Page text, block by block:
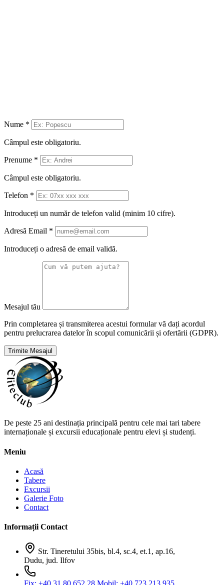
Nume *
Câmpul este obligatoriu.
Prenume *
Câmpul este obligatoriu.
Telefon *
Introduceți un număr de telefon valid (minim 10 cifre).
Adresă Email *
Introduceți o adresă de email validă.
Mesajul tău
Prin completarea și transmiterea acestui formular vă dați acordul
pentru prelucrarea datelor în scopul comunicării și ofertării (GDPR).
Trimite Mesajul
De peste 25 ani destinația principală pentru cele mai tari tabere
internaționale și excursii educaționale pentru elevi și studenți.
Meniu
Acasă
Tabere
Excursii
Galerie Foto
Contact
Informații Contact
Str. Tineretului 35bis, bl.4, sc.4, et.1, ap.16,
Dudu, jud. Ilfov